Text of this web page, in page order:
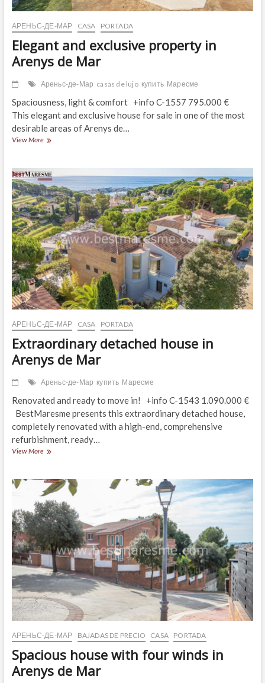
АРЕНЬС-ДЕ-МАР CASA PORTADA
Elegant and exclusive property in
Arenys de Mar
Ареньс-де-Мар casas de lujo купить Маресме
Spaciousness, light & comfort +info C-1557 795.000 €
This elegant and exclusive house for sale in one of the most
desirable areas of Arenys de…
View MoreElegant
property
in
Arenys
de
Mar
АРЕНЬС-ДЕ-МАР CASA PORTADA
Extraordinary detached house in
Arenys de Mar
Ареньс-де-Мар купить Маресме
Renovated and ready to move in! +info C-1543 1.090.000 €
BestMaresme presents this extraordinary detached house,
completely renovated with a high-end, comprehensive
refurbishment, ready…
View MoreExtraordinary
in
Arenys
de
Mar
АРЕНЬС-ДЕ-МАР BAJADAS DE PRECIO CASA PORTADA
Spacious house with four winds in
Arenys de Mar